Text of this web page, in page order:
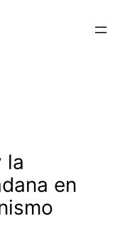
la
en